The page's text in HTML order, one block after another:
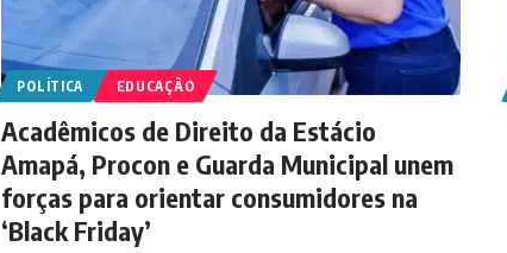
POLÍTICA EDUCAÇÃO
Acadêmicos de Direito da Estácio
Amapá, Procon e Guarda Municipal unem
forças para orientar consumidores na
‘Black Friday’